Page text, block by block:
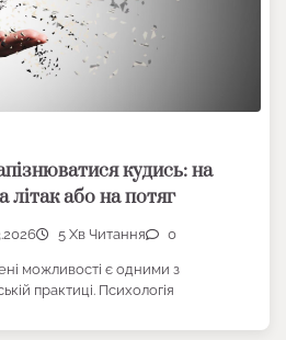
кудись: на
літак або на потяг
5 Хв Читання 0
можливості є одними з
практиці. Психологія